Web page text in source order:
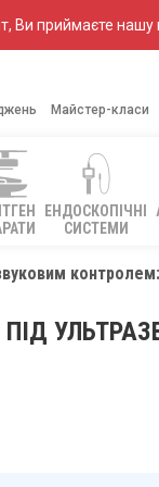
Ви приймаєте нашу
Майстер-класи
ЕНДОСКОПІЧНІ
СИСТЕМИ